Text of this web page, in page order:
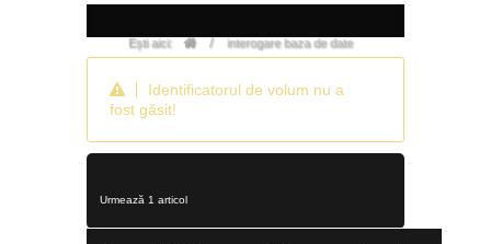
Ești aici: / interogare baza de date
Identificatorul de volum nu a
fost găsit!
Urmează 1 articol